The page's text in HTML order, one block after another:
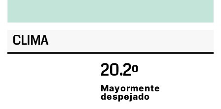
CLIMA
20.2º
Mayormente
despejado